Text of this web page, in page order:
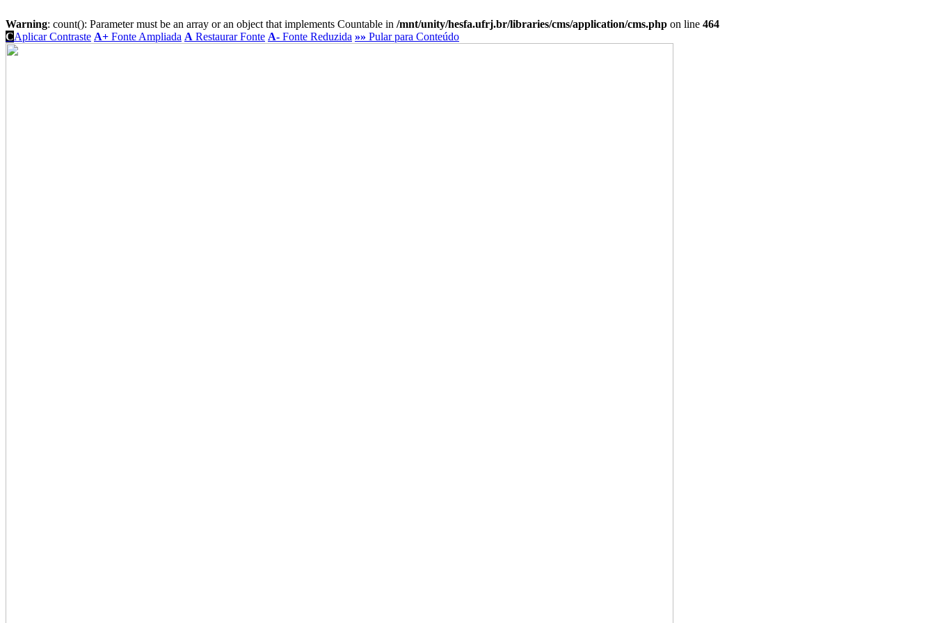
Warning: count(): Parameter must be an array or an object that implements Countable in /mnt/unity/hesfa.ufrj.br/libraries/cms/application/cms.php on line 464
CAplicar Contraste A+ Fonte Ampliada A Restaurar Fonte A- Fonte Reduzida »» Pular para Conteúdo